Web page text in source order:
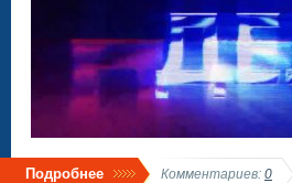
Подробнее Комментариев: 0